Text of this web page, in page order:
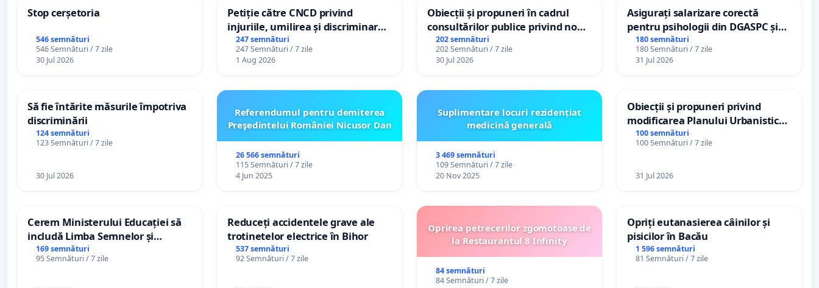
Stop cerșetoria
546 semnături
546 Semnături / 7 zile
30 Jul 2026
Petiție către CNCD privind
injuriile, umilirea și discriminarea
persoanelor cu dizabilități de
către utilizatorul TikTok „Gorici”
247 semnături
247 Semnături / 7 zile
1 Aug 2026
Obiecții și propuneri în cadrul
consultărilor publice privind noul
Plan Urbanistic General (PUG)
Ialoveni
202 semnături
202 Semnături / 7 zile
30 Jul 2026
Asigurați salarizare corectă
pentru psihologii din DGASPC și
spitale
180 semnături
180 Semnături / 7 zile
31 Jul 2026
Să fie întărite măsurile împotriva
discriminării
124 semnături
123 Semnături / 7 zile
30 Jul 2026
Referendumul pentru demiterea
Preşedintelui României Nicusor Dan
26 566 semnături
115 Semnături / 7 zile
4 Jun 2025
Suplimentare locuri rezidențiat
medicină generală
3 469 semnături
109 Semnături / 7 zile
20 Nov 2025
Obiecții și propuneri privind
modificarea Planului Urbanistic
General al orașului Ialoveni
100 semnături
100 Semnături / 7 zile
31 Jul 2026
Cerem Ministerului Educației să
includă Limba Semnelor și
alfabetul Braille în școlile din
Republica Moldova!
169 semnături
95 Semnături / 7 zile
Reduceți accidentele grave ale
trotinetelor electrice în Bihor
537 semnături
92 Semnături / 7 zile
Oprirea petrecerilor zgomotoase de
la Restaurantul 8 Infinity
84 semnături
84 Semnături / 7 zile
Opriți eutanasierea câinilor și
pisicilor în Bacău
1 596 semnături
81 Semnături / 7 zile